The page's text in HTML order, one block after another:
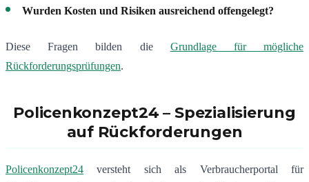
Wurden Kosten und Risiken ausreichend offengelegt?
Diese Fragen bilden die Grundlage für mögliche
Rückforderungsprüfungen.
Policenkonzept24 – Spezialisierung
auf Rückforderungen
Policenkonzept24 versteht sich als Verbraucherportal für